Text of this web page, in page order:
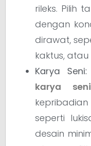
rileks. Pilih
dengan
dirawat,
kaktus, atau
Karya Seni:
karya seni
seperti
desain